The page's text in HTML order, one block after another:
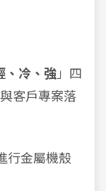
、冷、強 」四
客戶專案落
行金屬機殼